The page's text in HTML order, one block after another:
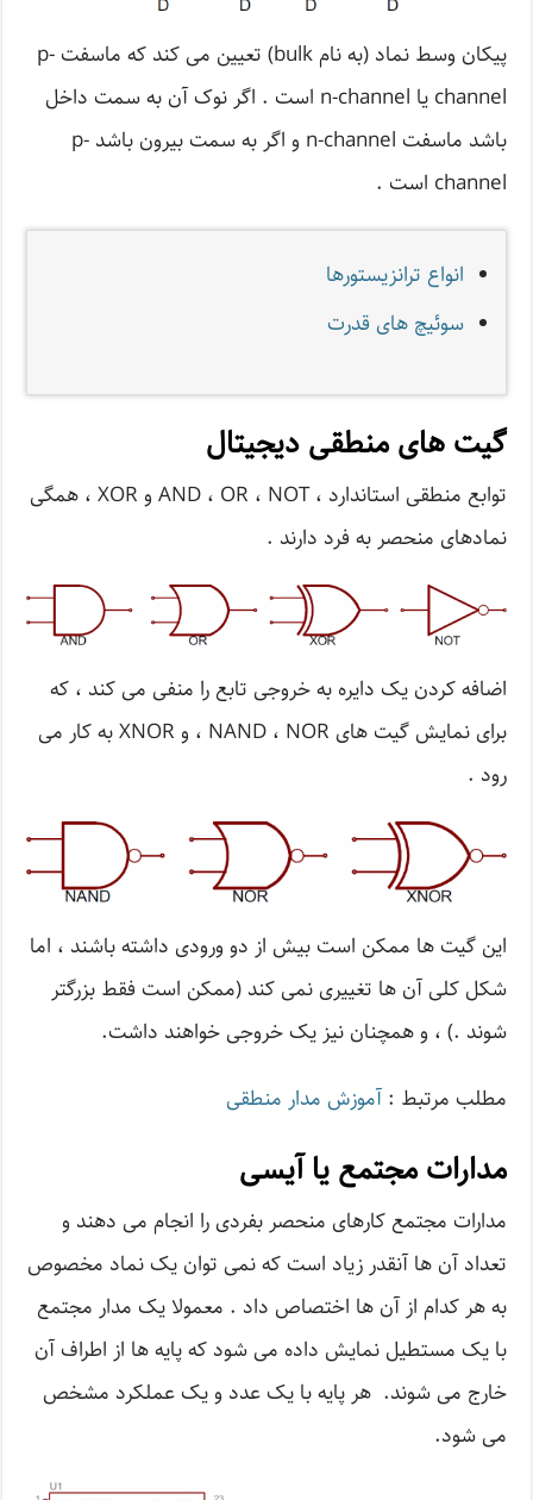
پیکان وسط نماد (به نام bulk) تعیین می کند که ماسفت p-
channel یا n-channel است . اگر نوک آن به سمت داخل
باشد ماسفت n-channel و اگر به سمت بیرون باشد p-
channel است .
انواع ترانزیستورها
سوئیچ های قدرت
گیت های منطقی دیجیتال
توابع منطقی استاندارد ، AND ، OR ، NOT و XOR ، همگی
نمادهای منحصر به فرد دارند .
اضافه کردن یک دایره به خروجی تابع را منفی می کند ، که
برای نمایش گیت های NAND ، NOR ، و XNOR به کار می
رود .
این گیت ها ممکن است بیش از دو ورودی داشته باشند ، اما
شکل کلی آن ها تغییری نمی کند (ممکن است فقط بزرگتر
شوند .) ، و همچنان نیز یک خروجی خواهند داشت.
مطلب مرتبط :آموزش مدار منطقی
مدارات مجتمع یا آیسی
مدارات مجتمع کارهای منحصر بفردی را انجام می دهند و
تعداد آن ها آنقدر زیاد است که نمی توان یک نماد مخصوص
به هر کدام از آن ها اختصاص داد . معمولا یک مدار مجتمع
با یک مستطیل نمایش داده می شود که پایه ها از اطراف آن
خارج می شوند. هر پایه با یک عدد و یک عملکرد مشخص
می شود.